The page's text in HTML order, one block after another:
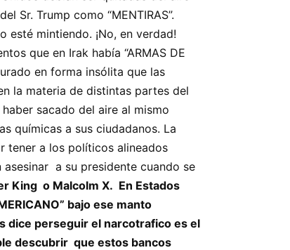
Sr. Trump como “MENTIRAS”.
esté mintiendo. ¡No, en verdad!
que en Irak había “ARMAS DE
en forma insólita que las
la materia de distintas partes del
sacado del aire al mismo
químicas a sus ciudadanos. La
tener a los políticos alineados
a su presidente cuando se
King o Malcolm X. En Estados
bajo ese manto
dice perseguir el narcotrafico es el
descubrir que estos bancos